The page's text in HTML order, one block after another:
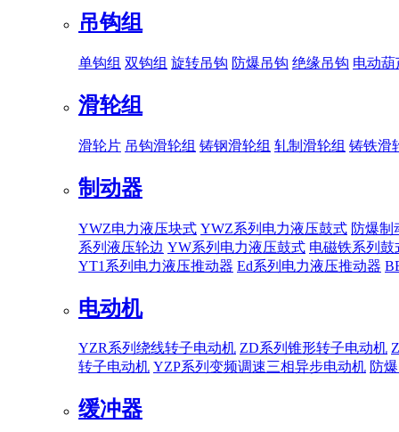
吊钩组
单钩组 双钩组 旋转吊钩 防爆吊钩 绝缘吊钩 电动
滑轮组
滑轮片 吊钩滑轮组 铸钢滑轮组 轧制滑轮组 铸铁滑
制动器
YWZ电力液压块式 YWZ系列电力液压鼓式 防爆制
系列液压轮边 YW系列电力液压鼓式 电磁铁系列鼓
YT1系列电力液压推动器 Ed系列电力液压推动器
电动机
YZR系列绕线转子电动机 ZD系列锥形转子电动机
转子电动机 YZP系列变频调速三相异步电动机 防
缓冲器